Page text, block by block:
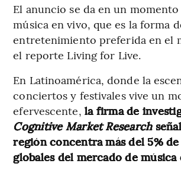
El anuncio se da en un
música en vivo, que es la forma
entretenimiento preferida en el
el reporte Living for Live.
En Latinoamérica, donde la
conciertos y festivales vive un
efervescente, la firma de
Cognitive Market Research
región concentra más del 5%
globales del mercado de música